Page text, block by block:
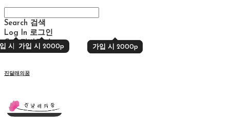
Search 검색
Log In
시 2000p
로그인
가입 시 2000p 가입 시 2000p
가입 시 2000p
Cart장바구니
진달래의꿈